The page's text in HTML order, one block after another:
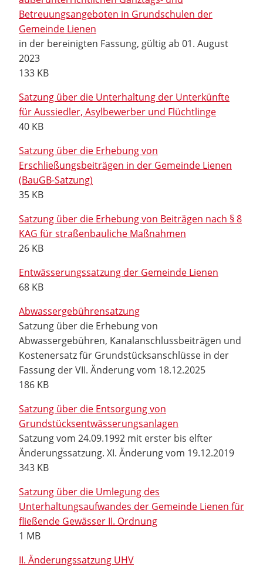
Betreuungsangeboten in Grundschulen der
Gemeinde Lienen
in der bereinigten Fassung, gültig ab 01. August
2023
133 KB
Satzung über die Unterhaltung der Unterkünfte
für Aussiedler, Asylbewerber und Flüchtlinge
40 KB
Satzung über die Erhebung von
Erschließungsbeiträgen in der Gemeinde Lienen
(BauGB-Satzung)
35 KB
Satzung über die Erhebung von Beiträgen nach § 8
KAG für straßenbauliche Maßnahmen
26 KB
Entwässerungssatzung der Gemeinde Lienen
68 KB
Abwassergebührensatzung
Satzung über die Erhebung von
Abwassergebühren, Kanalanschlussbeiträgen und
Kostenersatz für Grundstücksanschlüsse in der
Fassung der VII. Änderung vom 18.12.2025
186 KB
Satzung über die Entsorgung von
Grundstücksentwässerungsanlagen
Satzung vom 24.09.1992 mit erster bis elfter
Änderungssatzung. XI. Änderung vom 19.12.2019
343 KB
Satzung über die Umlegung des
Unterhaltungsaufwandes der Gemeinde Lienen für
fließende Gewässer II. Ordnung
1 MB
II. Änderungssatzung UHV